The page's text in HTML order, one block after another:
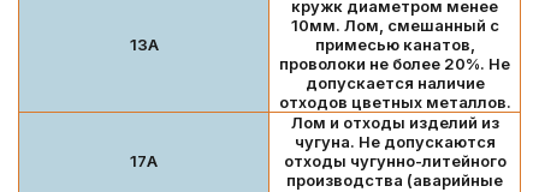
13А
кружк диаметром менее
10мм. Лом, смешанный с
примесью канатов,
проволоки не более 20%. Не
допускается наличие
отходов цветных металлов.
17А
Лом и отходы изделий из
чугуна. Не допускаются
отходы чугунно-литейного
производства (аварийные